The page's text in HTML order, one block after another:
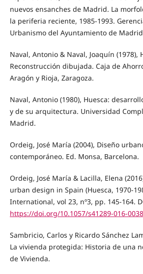
nuevos ensanches de Madrid. La
la periferia reciente, 1985-1993.
Urbanismo del Ayuntamiento de
Naval, Antonio & Naval, Joaquín (1978),
Reconstrucción dibujada. Caja de
Aragón y Rioja, Zaragoza.
Naval, Antonio (1980), Huesca:
y de su arquitectura. Universidad
Madrid.
Ordeig, José María (2004), Diseño
contemporáneo. Ed. Monsa, Barcelona.
Ordeig, José María & Lacilla, Elena
urban design in Spain (Huesca, 1970-
International, vol 23, nº3, pp. 145-164.
https://doi.org/10.1057/s41289-016-
Sambricio, Carlos y Ricardo Sánchez
La vivienda protegida: Historia de una
de Vivienda.